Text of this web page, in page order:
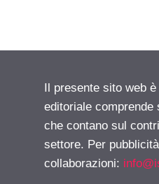
Il presente sito web
editoriale comprende
che contano sul
settore. Per
collaborazioni: